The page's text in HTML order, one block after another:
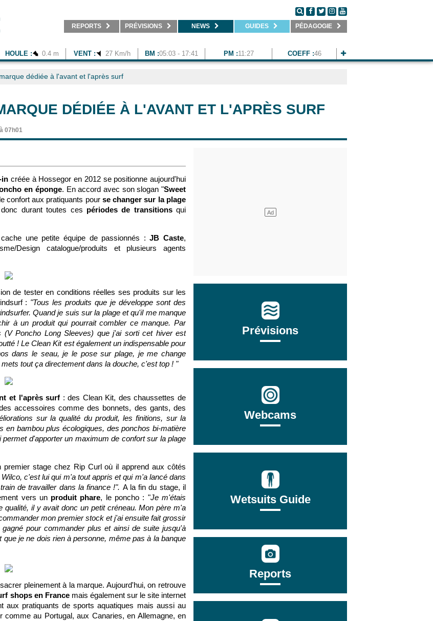
REPORTS PRÉVISIONS NEWS GUIDES PÉDAGOGIE
HOULE : 0.4 m VENT : 27 Km/h BM :05:03 - 17:41 PM :11:27 COEFF :46
dédiée à l'avant et l'après surf
DÉDIÉE À L'AVANT ET L'APRÈS SURF
07h01
incréée à Hossegor en 2012 se positionne aujourd'hui
en éponge. En accord avec son slogan "Sweet
confort aux pratiquants pour se changer sur la plage
durant toutes ces périodes de transitionsqui
une petite équipe de passionnés :JB Caste,
Design catalogue/produits et plusieurs agents
de tester en conditions réelles ses produits sur les
: "Tous les produits que je développe sont des
Quand je suis sur la plage et qu'il me manque
à un produit qui pourrait combler ce manque. Par
(V Poncho Long Sleeves) que j'ai sorti cet hiver est
! Le Clean Kit est également un indispensable pour
dans le seau, je le pose sur plage, je me change
tout ça directement dans la douche, c'est top ! "
et l'après surf : des Clean Kit, des chaussettes de
accessoires comme des bonnets, des gants, des
sur la qualité du produit, les finitions, sur la
en bambou plus écologiques, des ponchos bi-matière
d'apporter un maximum de confort sur la plage
stage chez Rip Curl où il apprend aux côtés
c'est lui qui m'a tout appris et qui m'a lancé dans
de travailler dans la finance !". A la fin du stage, il
vers un produit phare, le poncho : "Je m'étais
il y avait donc un petit créneau. Mon père m'a
mon premier stock et j'ai ensuite fait grossir
pour commander plus et ainsi de suite jusqu'à
je ne dois rien à personne, même pas à la banque
pleinement à la marque. Aujourd'hui, on retrouve
shops en Francemais également sur le site internet
aux pratiquants de sports aquatiques mais aussi au
au Portugal, aux Canaries, en Allemagne, en
Prévisions
Webcams
Wetsuits Guide
Reports